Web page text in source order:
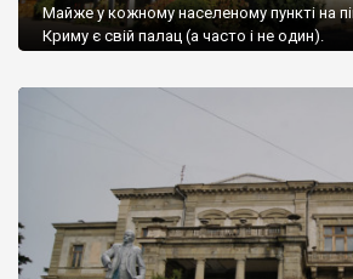
Майже у кожному населеному пункті на
Криму є свій палац (а часто і не один).